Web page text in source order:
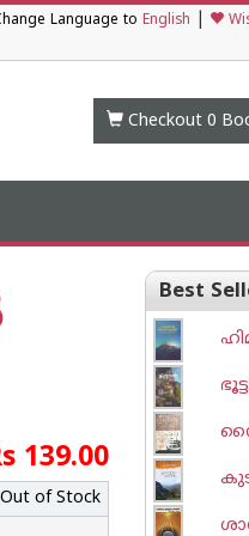
Language to English
Checkout 0
139.00
Out of Stock
Best